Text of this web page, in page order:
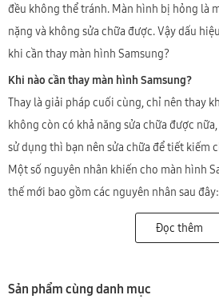
đều không thể tránh. Màn hình bị hỏng là
nặng và không sửa chữa được. Vậy dấu
khi cần thay màn hình Samsung?
Khi nào cần thay màn hình Samsung?
Thay là giải pháp cuối cùng, chỉ nên thay
không còn có khả năng sửa chữa được
sử dụng thì bạn nên sửa chữa để tiết kiếm
Một số nguyên nhân khiến cho màn hình
thế mới bao gồm các nguyên nhân sau đây:
- Màn hình Samsung bị vỡ, nhiễu màu,
thường dù cảm ứng vẫn hoạt động được
- Màn hình Samsung hiển thị sai màu sắc,
Đọc thêm
Sản phẩm cùng danh mục